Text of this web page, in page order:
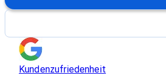
Kundenzufriedenheit